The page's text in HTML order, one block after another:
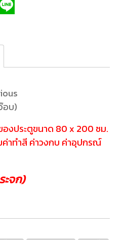
อบ)
องประตูขนาด 80 x 200 ซม.
ค่าทำสี ค่าวงกบ ค่าอุปกรณ์
ะจก)